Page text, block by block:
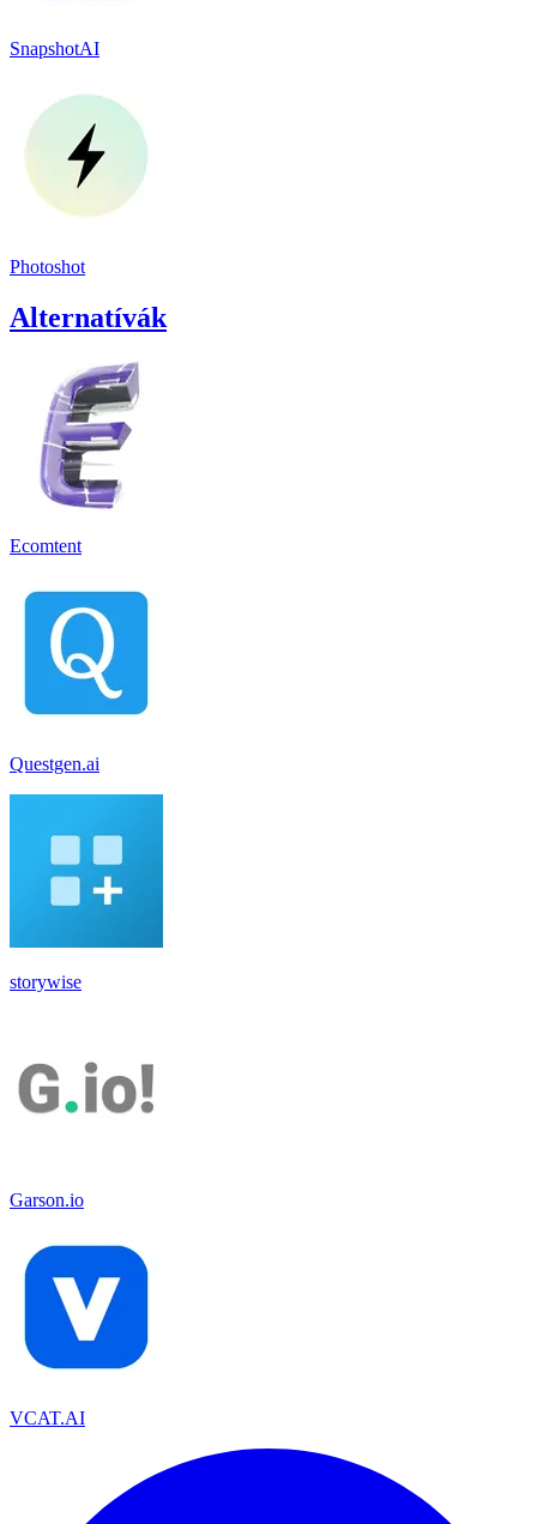
SnapshotAI
Photoshot
Alternatívák
Ecomtent
Questgen.ai
storywise
Garson.io
VCAT.AI